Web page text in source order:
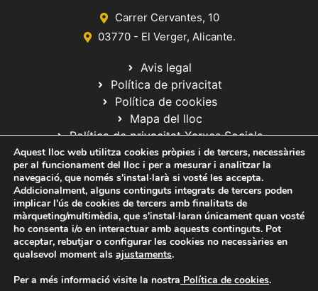
Carrer Cervantes, 10
03770 - El Verger, Alicante.
Avis legal
Política de privacitat
Política de cookies
Mapa del lloc
Política de privacitat Xarxes Socials
© 2020 Web desarrollada por el Servicio de Informática de Diputación
de Alicante
Aquest lloc web utilitza cookies pròpies i de tercers, necessàries
per al funcionament del lloc i per a mesurar i analitzar la
navegació, que només s'instal·larà si vosté les accepta.
Addicionalment, alguns continguts integrats de tercers poden
implicar l'ús de cookies de tercers amb finalitats de
màrqueting/multimèdia, que s'instal·laran únicament quan vosté
ho consenta i/o en interactuar amb aquests continguts. Pot
acceptar, rebutjar o configurar les cookies no necessàries en
qualsevol moment als ajustaments.
Per a més informació visite la nostra Política de cookies.